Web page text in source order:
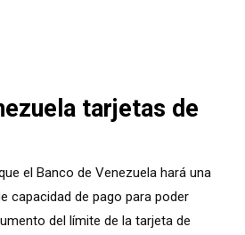
tarjetas de
el Banco de Venezuela hará una
capacidad de pago para poder
del límite de la tarjeta de